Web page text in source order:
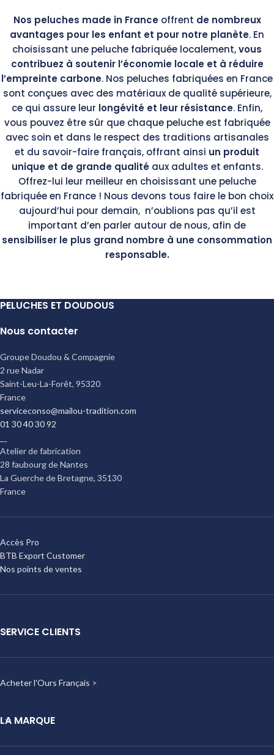
Nos peluches made in Franceoffrent de nombreux
avantages pour les enfant et pour notre planète. En
choisissant une peluche fabriquée localement,vous
contribuez à soutenir l’économie locale et à réduire
l’empreinte carbone. Nos peluches fabriquées en France
sont conçues avec des matériaux de qualité supérieure,
ce qui assure leur longévité et leur résistance. Enfin,
vous pouvez être sûr que chaque peluche est fabriquée
avec soin et dans le respect des traditions artisanales
et du savoir-faire français, offrant ainsi un produit
unique et de grande qualitéaux adultes et enfants.
Offrez-lui leur meilleur en choisissant une peluche
fabriquée en France ! Nous devons tous faire le bon choix
aujourd’hui pour demain, n’oublions pas qu’il est
important d’en parler autour de nous, afin de
sensibiliser le plus grand nombre à une consommation
responsable.
PELUCHES ET DOUDOUS
Nous contacter
Groupe Doudou & Compagnie
2 rue Nadar
Saint-Leu-La-Forêt, 95320
France
serviceconso@mailou-tradition.com
01 30 40 30 92
Atelier de fabrication
28 faubourg de Nantes
La Guerche de Bretagne, 35130
France
Accès Pro
BTB Export Customer
Nos points de ventes
SERVICE CLIENTS
Acheter l'Ours Français >
LA MARQUE